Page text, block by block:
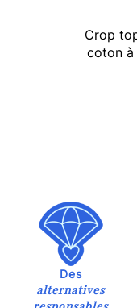
Crop
coton
Des
alternatives